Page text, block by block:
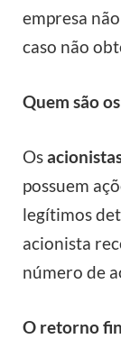
empresa
caso não
Quem são
Os
possuem
legítimos
acionista
número de
O retorno